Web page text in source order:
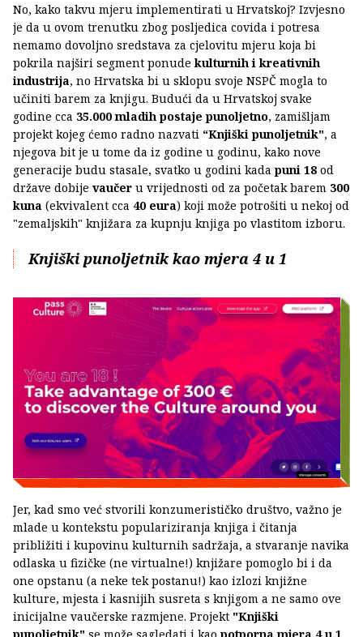
No, kako takvu mjeru implementirati u Hrvatskoj? Izvjesno
je da u ovom trenutku zbog posljedica covida i potresa
nemamo dovoljno sredstava za cjelovitu mjeru koja bi
pokrila najširi segment ponudekulturnih i kreativnih
industrija, no Hrvatska bi u sklopu svoje NSPČ mogla to
učiniti barem za knjigu. Budući da u Hrvatskoj svake
godine cca 35.000 mladih postaje punoljetno, zamišljam
projekt kojeg ćemo radno nazvati “Knjiški punoljetnik", a
njegova bit je u tome da iz godine u godinu, kako nove
generacije budu stasale, svatko u godini kada puni 18 od
države dobije vaučer u vrijednosti od za početak barem 300
kuna (ekvivalent cca 40 eura) koji može potrošiti u nekoj od
"zemaljskih" knjižara za kupnju knjiga po vlastitom izboru.
Knjiški punoljetnik kao mjera 4 u 1
Jer, kad smo već stvorili konzumerističko društvo, važno je
mlade u kontekstu populariziranja knjiga i čitanja
približiti i kupovinu kulturnih sadržaja, a stvaranje navika
odlaska u fizičke (ne virtualne!) knjižare pomoglo bi i da
one opstanu (a neke tek postanu!) kao izlozi knjižne
kulture, mjesta i kasnijih susreta s knjigom a ne samo ove
inicijalne vaučerske razmjene. Projekt "Knjiški